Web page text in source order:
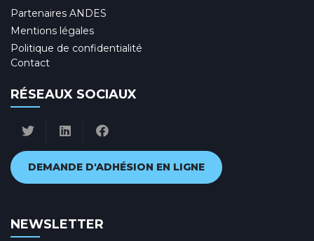
Partenaires ANDES
Mentions légales
Politique de confidentialité
Contact
RÉSEAUX SOCIAUX
DEMANDE D'ADHÉSION EN LIGNE
NEWSLETTER